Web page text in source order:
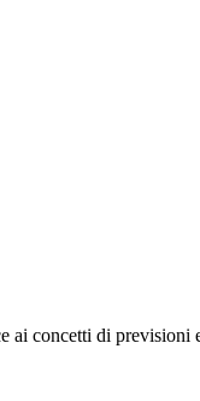
concetti di previsioni